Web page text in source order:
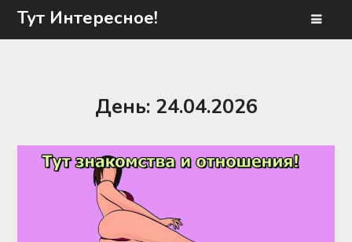
Перейти
Тут Интересное!
День: 24.04.2026